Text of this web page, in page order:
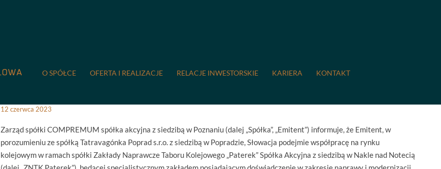
O SPÓŁCE OFERTA I REALIZACJE RELACJE INWESTORSKIE KARIERA KONTAKT
14/2023: Informacja o podjęciu współpracy.
12 czerwca 2023
Zarząd spółki COMPREMUM spółka akcyjna z siedzibą w Poznaniu (dalej „Spółka”, „Emitent”) informuje, że Emitent, w
porozumieniu ze spółką Tatravagónka Poprad s.r.o. z siedzibą w Popradzie, Słowacja podejmie współpracę na rynku
kolejowym w ramach spółki Zakłady Naprawcze Taboru Kolejowego „Paterek” Spółka Akcyjna z siedzibą w Nakle nad Notecią